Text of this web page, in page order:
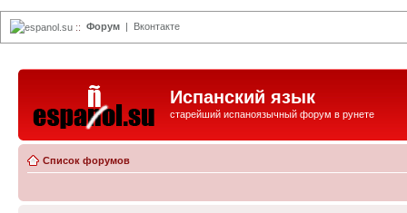
espanol.su :: Форум | Вконтакте
Испанский язык
старейший испаноязычный форум в рунете
Список форумов